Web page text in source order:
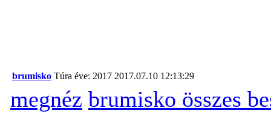
brumisko Túra éve: 2017 2017.07.10 12:13:29
megnéz brumisko összes